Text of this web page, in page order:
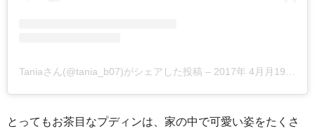
Taniaさん(@tania_b07)がシェアした投稿 – 2017年 4月月19日午前7時45分PDT
とってもお茶目なプディンは、家の中で可愛い姿をたくさ